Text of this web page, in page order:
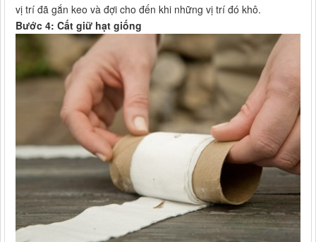
vị trí đã gắn keo và đợi cho đến khi những vị trí đó khô.
Bước 4: Cất giữ hạt giống